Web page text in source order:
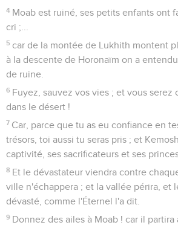
4 Moab est ruiné, ses petits enfants ont
cri ;...
5 car de la montée de Lukhith montent
à la descente de Horonaïm on a
de ruine.
6 Fuyez, sauvez vos vies ; et vous serez
dans le désert !
7 Car, parce que tu as eu confiance en
trésors, toi aussi tu seras pris ; et
captivité, ses sacrificateurs et ses
8 Et le dévastateur viendra contre
ville n'échappera ; et la vallée périra, et
dévasté, comme l'Éternel l'a dit.
9 Donnez des ailes à Moab ! car il